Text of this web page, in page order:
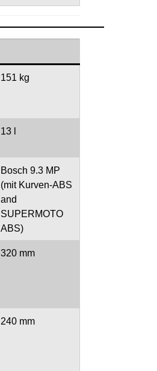
151 kg
13 l
Bosch 9.3 MP
(mit Kurven-ABS
and
SUPERMOTO
ABS)
320 mm
240 mm